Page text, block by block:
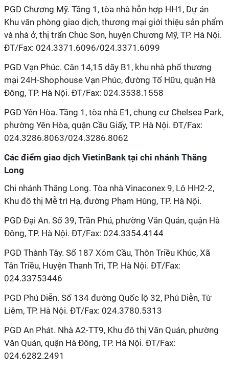
PGD Chương Mỹ. Tầng 1, tòa nhà hỗn hợp HH1, Dự án
Khu văn phòng giao dịch, thương mại giới thiệu sản phẩm
và nhà ở, thị trấn Chúc Sơn, huyện Chương Mỹ, TP. Hà Nội.
ĐT/Fax: 024.3371.6096/024.3371.6099
PGD Vạn Phúc. Căn 14,15 dãy B1, khu nhà phố thương
mại 24H-Shophouse Vạn Phúc, đường Tố Hữu, quận Hà
Đông, TP. Hà Nội. ĐT/Fax: 024.3538.1558
PGD Yên Hòa. Tầng 1, tòa nhà E1, chung cư Chelsea Park,
phường Yên Hòa, quận Cầu Giấy, TP. Hà Nội. ĐT/Fax:
024.3286.8063/024.3286.8062
Các điểm giao dịch VietinBank tại chi nhánh Thăng
Long
Chi nhánh Thăng Long. Tòa nhà Vinaconex 9, Lô HH2-2,
Khu đô thị Mễ trì Hạ, đường Phạm Hùng, TP. Hà Nội.
PGD Đại An. Số 39, Trần Phú, phường Văn Quán, quận Hà
Đông, TP. Hà Nội. ĐT/Fax: 024.3354.4144
PGD Thành Tây. Số 187 Xóm Cầu, Thôn Triều Khúc, Xã
Tân Triều, Huyện Thanh Trì, TP. Hà Nội. ĐT/Fax:
024.33753446
PGD Phú Diễn. Số 134 đường Quốc lộ 32, Phú Diễn, Từ
Liêm, TP. Hà Nội. ĐT/Fax: 024.3780.5313
PGD An Phát. Nhà A2-TT9, Khu đô thị Văn Quán, phường
Văn Quán, quận Hà Đông, TP. Hà Nội. ĐT/Fax:
024.6282.2491